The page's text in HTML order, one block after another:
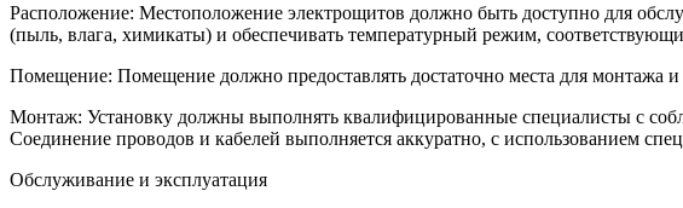
Расположение: Местоположение электрощитов должно быть доступно для
(пыль, влага, химикаты) и обеспечивать температурный режим,
Помещение: Помещение должно предоставлять достаточно места для
Монтаж: Установку должны выполнять квалифицированные специалисты с
Соединение проводов и кабелей выполняется аккуратно, с использованием
Обслуживание и эксплуатация